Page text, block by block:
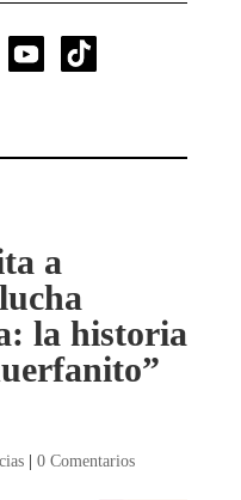
a
la historia
| 0 Comentarios